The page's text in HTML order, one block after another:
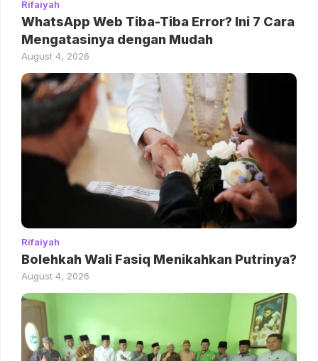
Rifaiyah
WhatsApp Web Tiba-Tiba Error? Ini 7 Cara
Mengatasinya dengan Mudah
August 4, 2026
Rifaiyah
Bolehkah Wali Fasiq Menikahkan Putrinya?
August 4, 2026